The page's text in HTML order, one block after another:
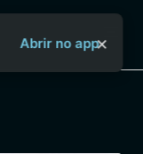
Bancah
Abrir no app×